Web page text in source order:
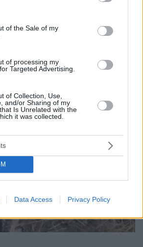
to Google and its third-party tags to
specified purposes in below Google
of the Sale of my
of processing my
Targeted Advertising.
of Collection, Use,
and/or Sharing of my
Is Unrelated with the
it was collected.
Data Access Privacy Policy
ως πραγματικά γεγονότα